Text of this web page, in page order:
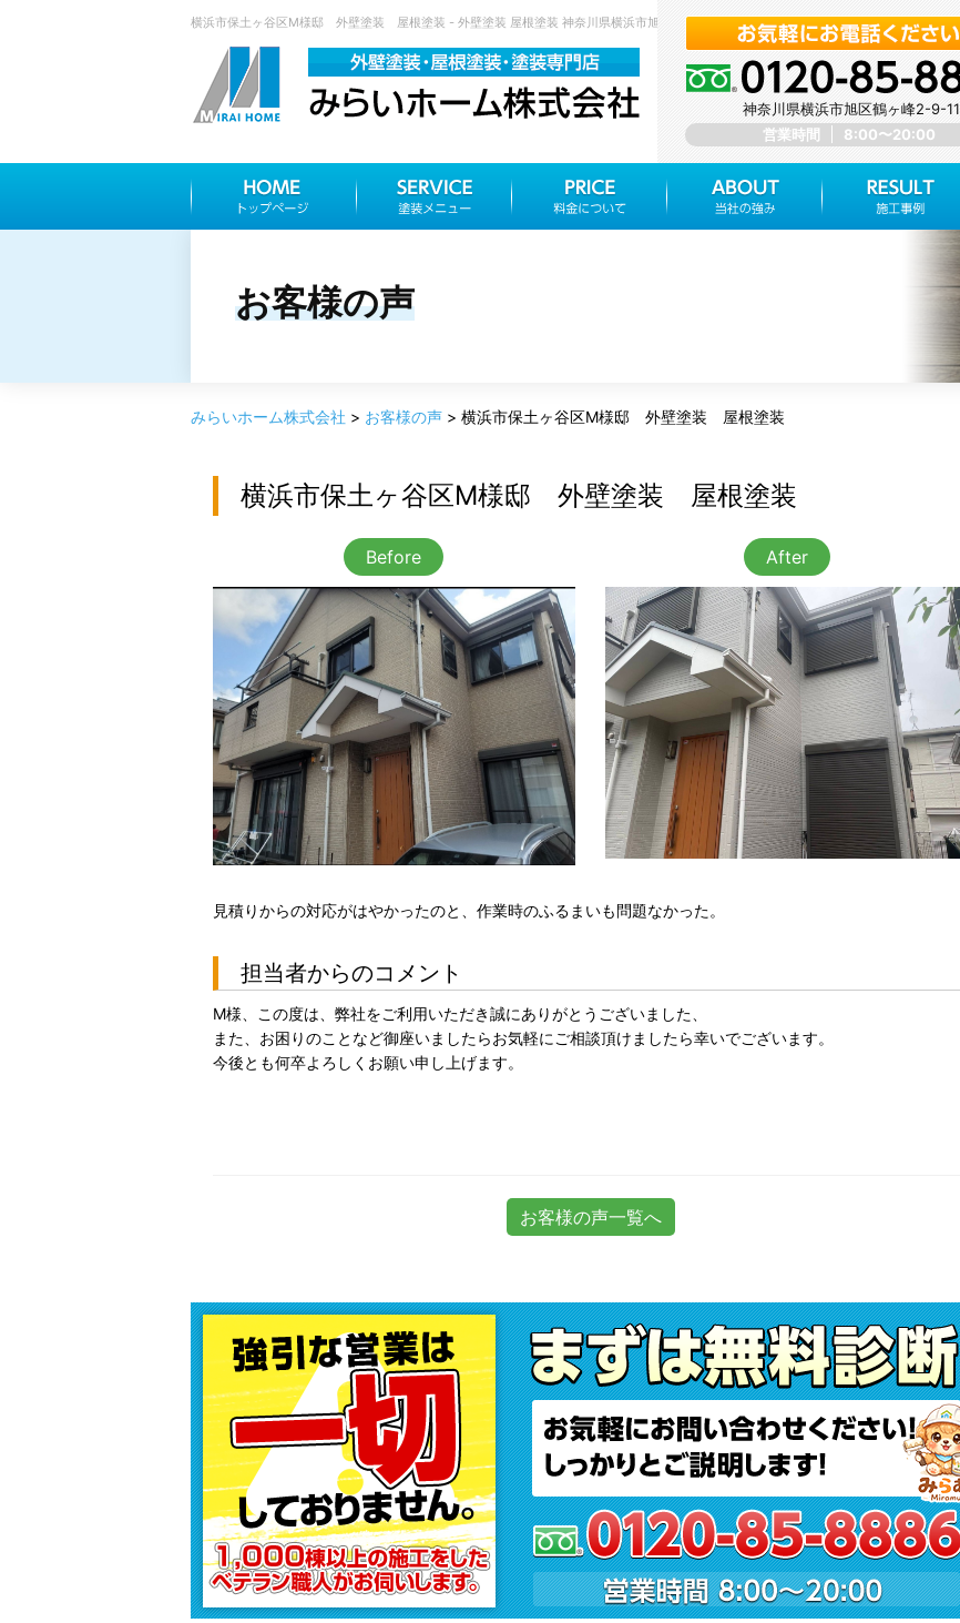
横浜市保土ヶ谷区M様邸 外壁塗装 屋根塗装 - 外壁塗装 屋根塗装 神奈川県横浜市旭区 みらいホーム株式会社
神奈川県横浜市旭区鶴ヶ峰2-9-11
営業時間
8:00〜20:00
お客様の声
みらいホーム株式会社 > お客様の声 > 横浜市保土ヶ谷区M様邸 外壁塗装 屋根塗装
横浜市保土ヶ谷区M様邸 外壁塗装 屋根塗装
Before After
見積りからの対応がはやかったのと、作業時のふるまいも問題なかった。
担当者からのコメント
M様、この度は、弊社をご利用いただき誠にありがとうございました、
また、お困りのことなど御座いましたらお気軽にご相談頂けましたら幸いでございます。
今後とも何卒よろしくお願い申し上げます。
お客様の声一覧へ